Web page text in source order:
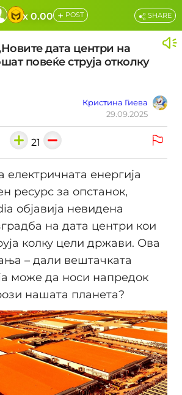
x 0.00 + POST
дата центри на
повеќе струја отколку
Кристина Гиева
29.09.2025
SHARE
21
електричната енергија
ресурс за опстанок,
објавија невидена
на дата центри кои
колку цели држави. Ова
– дали вештачката
може да носи напредок
нашата планета?